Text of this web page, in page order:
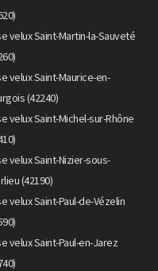
velux Saint-Martin-la-Sauveté
velux Saint-Maurice-en-
(42240)
velux Saint-Michel-sur-Rhône
velux Saint-Nizier-sous-
(42190)
velux Saint-Paul-de-Vézelin
velux Saint-Paul-en-Jarez